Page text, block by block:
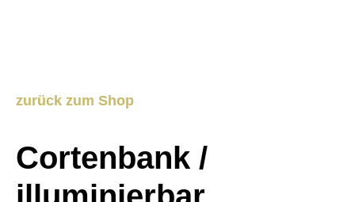
zurück zum Shop
Cortenbank /